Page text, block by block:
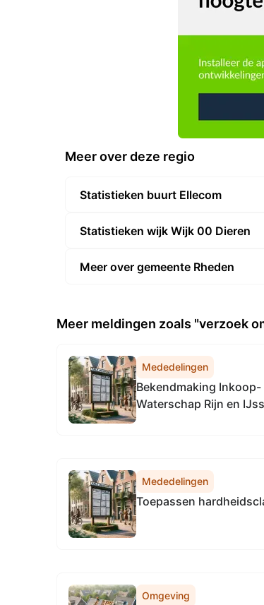
Meer over deze regio
Statistieken buurt Ellecom
Statistieken wijk Wijk 00 Dieren
Meer over gemeente Rheden
Meer meldingen zoals "verzoek
Mededelingen
Bekendmaking
Waterschap Rijn en
Mededelingen
Toepassen
Omgeving